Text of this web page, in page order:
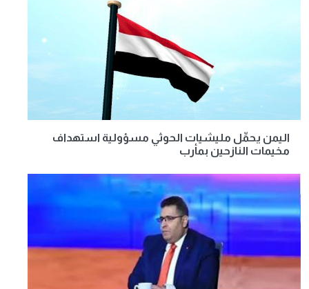
اليمن يحمِّل مليشيات الحوثي مسؤولية استهداف
مخيمات النازحين بمأرب